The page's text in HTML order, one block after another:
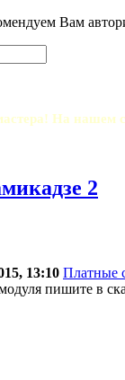
Вам
На нашем
2
13:10 Платные
пишите в